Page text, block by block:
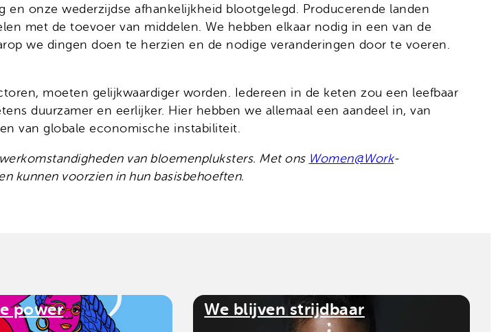
onze wederzijdse afhankelijkheid blootgelegd. Producerende landen
met de toevoer van middelen. We hebben elkaar nodig in een van de
we dingen doen te herzien en de nodige veranderingen door te voeren.
moeten gelijkwaardiger worden. Iedereen in de keten zou een leefbaar
duurzamer en eerlijker. Hier hebben we allemaal een aandeel in, van
van globale economische instabiliteit.
van bloemenpluksters. Met ons Women@Work-
kunnen voorzien in hun basisbehoeften.
power We blijven strijdbaar